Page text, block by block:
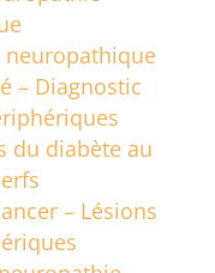
neuropathique
– Diagnostic
du diabète au
– Lésions